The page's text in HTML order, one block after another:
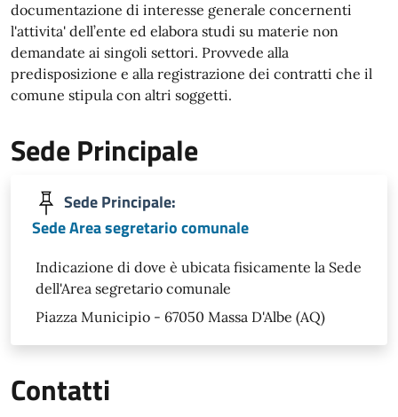
documentazione di interesse generale concernenti
l'attivita' dell’ente ed elabora studi su materie non
demandate ai singoli settori. Provvede alla
predisposizione e alla registrazione dei contratti che il
comune stipula con altri soggetti.
Sede Principale
Sede Principale:
Sede Area segretario comunale
Indicazione di dove è ubicata fisicamente la Sede
dell'Area segretario comunale
Piazza Municipio - 67050 Massa D'Albe (AQ)
Contatti